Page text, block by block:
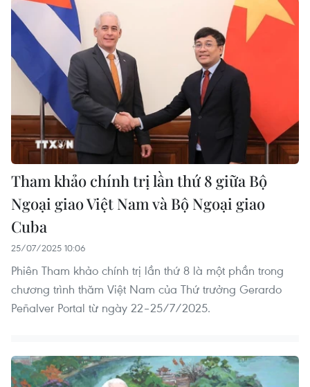
Tham khảo chính trị lần thứ 8 giữa Bộ
Ngoại giao Việt Nam và Bộ Ngoại giao
Cuba
25/07/2025 10:06
Phiên Tham khảo chính trị lần thứ 8 là một phần trong
chương trình thăm Việt Nam của Thứ trưởng Gerardo
Peñalver Portal từ ngày 22–25/7/2025.